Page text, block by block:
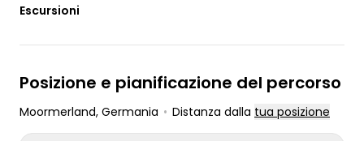
Escursioni
Posizione e pianificazione del percorso
Moormerland, Germania • Distanza dalla tua posizione